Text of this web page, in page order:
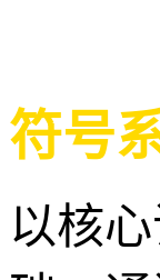
符号
以核